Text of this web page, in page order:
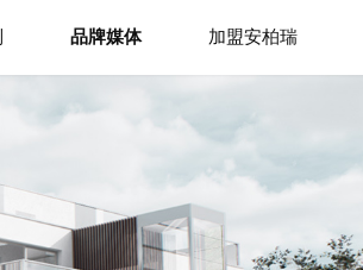
品牌媒体 加盟安柏瑞